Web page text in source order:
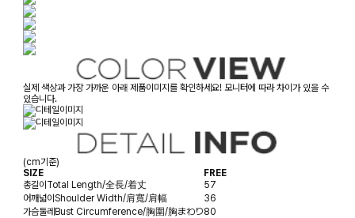
실제 색상과 가장 가까운 아래 제품이미지를 확인하세요! 모니터에 따라 차이가 있을 수
있습니다.
(cm기준)
SIZE
FREE
총길이Total Length/全長/着丈
57
어깨넓이Shoulder Width/肩寬/肩幅
36
가슴둘레Bust Circumference/胸圍/胸まわり80